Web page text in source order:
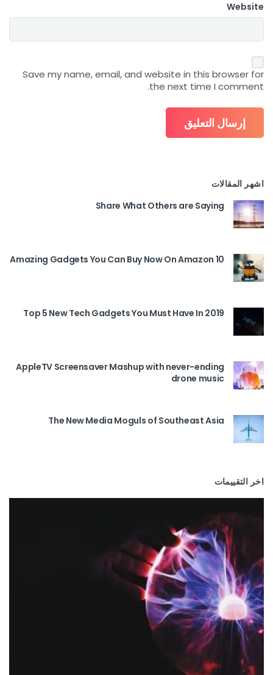
Website
Save my name, email, and website in this browser for
the next time I comment.
اشهر المقالات
Share What Others are Saying
10 Amazing Gadgets You Can Buy Now On Amazon
Top 5 New Tech Gadgets You Must Have In 2019
AppleTV Screensaver Mashup with never-ending
drone music
The New Media Moguls of Southeast Asia
اخر التقييمات